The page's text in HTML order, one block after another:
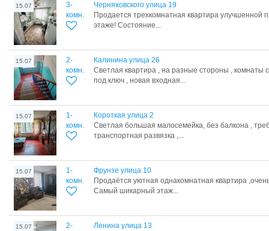
15.07
3-
комн.
Черняховского улица 19
Продается трехкомнатная квартира улучшенной
этаже! Состояние...
15.07
2-
комн.
Калинина улица 26
Светлая квартира , на разные стороны , комнаты
под ключ , новая входная...
15.07
1-
комн.
Короткая улица 2
Светлая большая малосемейка, без балкона ,
транспортная развязка ,...
15.07
1-
комн.
Фрунзе улица 10
Продаётся уютная однакомнатная квартира
Самый шикарный этаж...
15.07
2-
Ленина улица 13